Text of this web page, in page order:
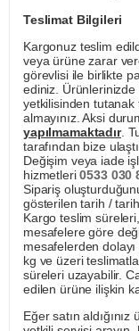
Teslimat Bilgileri
Kargonuz teslim
veya ürüne zarar
görevlisi ile birlikte
ediniz.
yetkilisinden tutanak
almayınız. Aksi
yapılmamaktadır.
tarafından bize
Değişim veya iade
hizmetleri0533 030
Sipariş
gösterilen tarih /
Kargo teslim
mesafelere göre
mesafelerden
kg ve üzeri
süreleri uzayabilir.
edilen ürüne ilişkin
Eğer satın